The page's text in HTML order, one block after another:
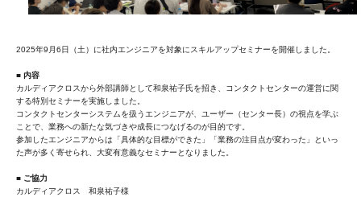
2025年9月6日（土）に社内エンジニアを対象にスキルアップセミナーを開催しました。
■ 内容
カルディアクロスから外部講師として和泉祐子氏を招き、コンタクトセンターの運営に関
する特別セミナーを実施しました。
コンタクトセンターシステムを扱うエンジニアが、ユーザー（センター長）の視点を学ぶ
ことで、業務への新たな気づきや成長につなげるのが目的です。
参加したエンジニアからは「具体的な目標ができた」「業務の注目点が変わった」といっ
た声が多く寄せられ、大変有意義なセミナーとなりました。
■ ご協力
カルディアクロス 和泉祐子様